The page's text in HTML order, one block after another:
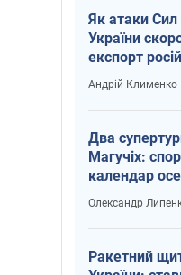
Як атаки
України
експорт
Андрій Клименко
Два
Магучіх:
календар
Олександр
Ракетний